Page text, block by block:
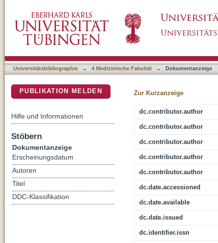
Universitätsbibliographie → 4 Medizinische Fakultät → Dokumentanzeige
Zur Kurzanzeige
dc.contributor.author
dc.contributor.author
dc.contributor.author
dc.contributor.author
dc.contributor.author
dc.date.accessioned
dc.date.available
dc.date.issued
dc.identifier.issn
PUBLIKATION MELDEN
Hilfe und Informationen
Stöbern
Dokumentanzeige
Erscheinungsdatum
Autoren
Titel
DDC-Klassifikation